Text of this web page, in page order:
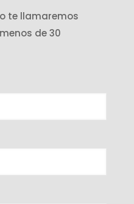
te llamaremos
de 30